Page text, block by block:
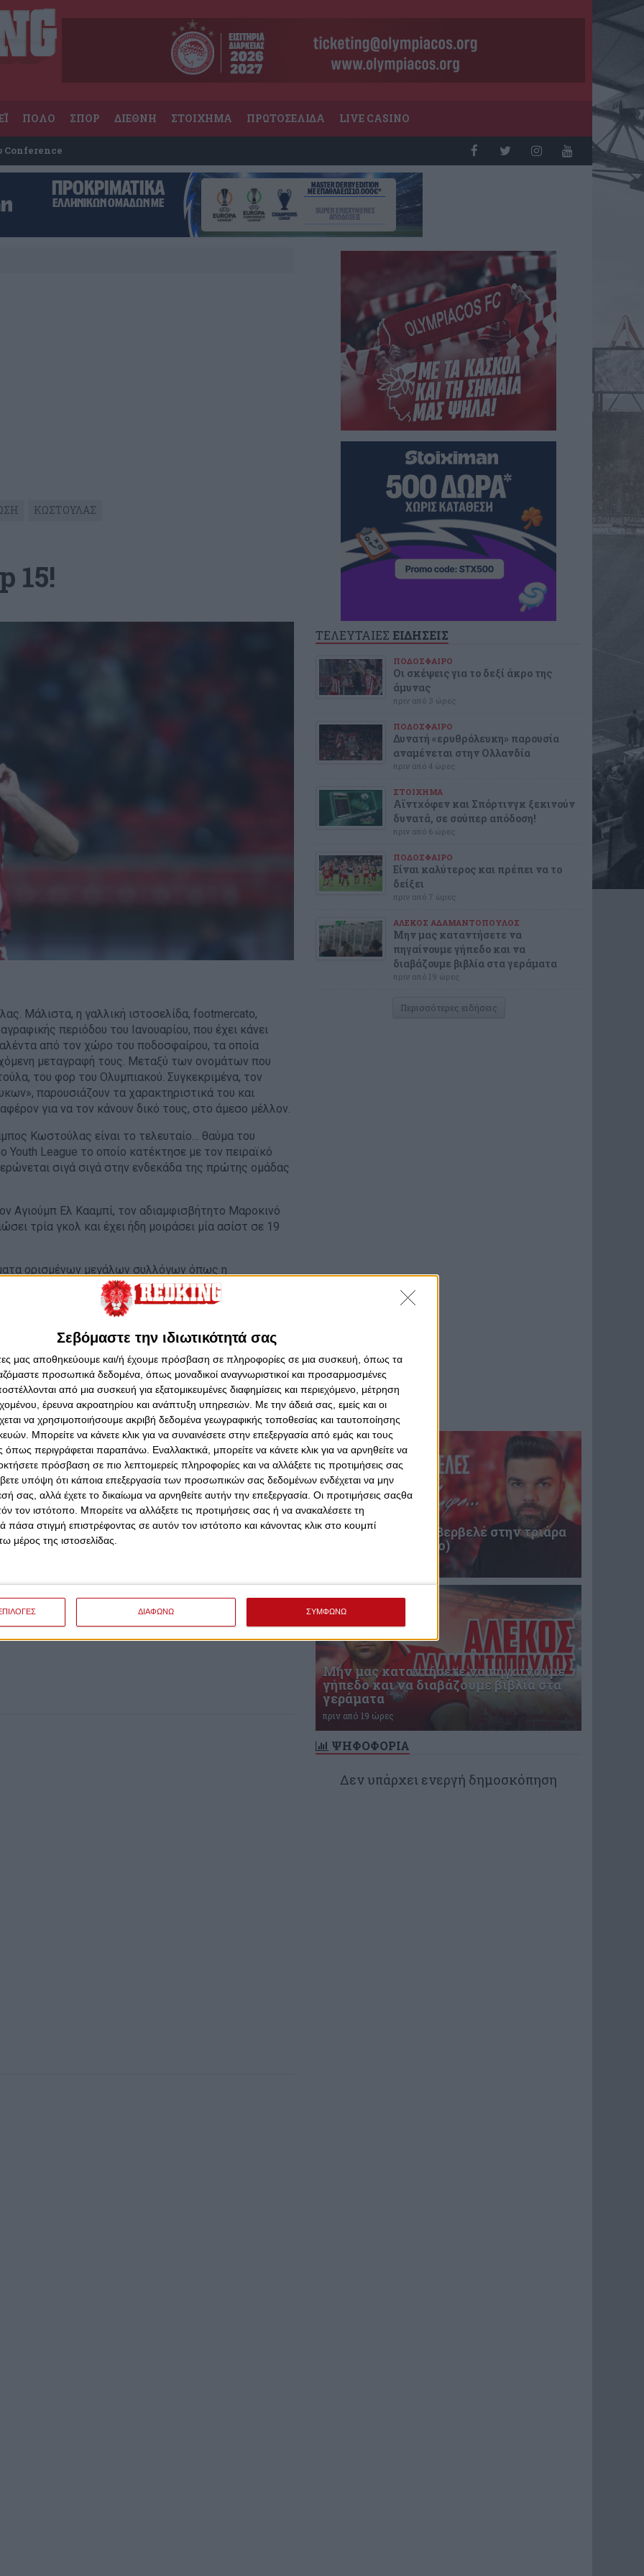
Σεβόμαστε την ιδιωτικότητά σας
μας αποθηκεύουμε και/ή έχουμε πρόσβαση σε πληροφορίες σε μια συσκευή, όπως τα
προσωπικά δεδομένα, όπως μοναδικοί αναγνωριστικοί και προσαρμοσμένες
από μια συσκευή για εξατομικευμένες διαφημίσεις και περιεχόμενο, μέτρηση
έρευνα ακροατηρίου και ανάπτυξη υπηρεσιών. Με την άδειά σας, εμείς και οι
να χρησιμοποιήσουμε ακριβή δεδομένα γεωγραφικής τοποθεσίας και ταυτοποίησης
Μπορείτε να κάνετε κλικ για να συναινέσετε στην επεξεργασία από εμάς και τους
περιγράφεται παραπάνω. Εναλλακτικά, μπορείτε να κάνετε κλικ για να αρνηθείτε να
πρόσβαση σε πιο λεπτομερείς πληροφορίες και να αλλάξετε τις προτιμήσεις σας
υπόψη ότι κάποια επεξεργασία των προσωπικών σας δεδομένων ενδέχεται να μην
σας, αλλά έχετε το δικαίωμα να αρνηθείτε αυτήν την επεξεργασία. Οι προτιμήσεις σαςθα
τον ιστότοπο. Μπορείτε να αλλάξετε τις προτιμήσεις σας ή να ανακαλέσετε τη
στιγμή επιστρέφοντας σε αυτόν τον ιστότοπο και κάνοντας κλικ στο κουμπί
μέρος της ιστοσελίδας.
ΔΙΑΦΩΝΩ ΣΥΜΦΩΝΩ
ΠΟΛΟ ΣΠΟΡ ΔΙΕΘΝΗ ΣΤΟΙΧΗΜΑ ΠΡΩΤΟΣΕΛΙΔΑ LIVE CASINO
Conference
ΚΩΣΤΟΥΛΑΣ
15!
Μάλιστα, η γαλλική ιστοσελίδα, footmercato,
περιόδου του Ιανουαρίου, που έχει κάνει
από τον χώρο του ποδοσφαίρου, τα οποία
μεταγραφή τους. Μεταξύ των ονομάτων που
του φορ του Ολυμπιακού. Συγκεκριμένα, τον
παρουσιάζουν τα χαρακτηριστικά του και
για να τον κάνουν δικό τους, στο άμεσο μέλλον.
Κωστούλας είναι το τελευταίο… θαύμα του
Youth League το οποίο κατέκτησε με τον πειραϊκό
σιγά σιγά στην ενδεκάδα της πρώτης ομάδας
Αγιούμπ Ελ Κααμπί, τον αδιαμφισβήτητο Μαροκινό
τρία γκολ και έχει ήδη μοιράσει μία ασίστ σε 19
ορισμένων μεγάλων συλλόγων όπως η
η Φιορεντίνα και η Γκλάντμπαχ», σχολιάζει
μερικά ονόματα τα οποία ξεχωρίζουν στη
Τζον Ντουράν της Άστον Βίλα και Σιμόν Αντινγκρά
των Ίλια Ζαμπάρνι της Μπόρνμουθ, Αντόνιο
Μάρτιν Μπατουρίνα της Ντιναμό Ζάγκρεμπ,
Κουσάνοφ (Λανς), Τζεοβάνι Κουέντα της
Μακσίμοβιτς του Ερυθρού Αστέρα και Πατρίκ
ΤΕΛΕΥΤΑΙΕΣ ΕΙΔΗΣΕΙΣ
ΠΟΔΟΣΦΑΙΡΟ
Οι σκέψεις για το δεξί άκρο της
άμυνας
πριν από 3 ώρες
ΠΟΔΟΣΦΑΙΡΟ
Δυνατή «ερυθρόλευκη» παρουσία
αναμένεται στην Ολλανδία
πριν από 4 ώρες
ΣΤΟΙΧΗΜΑ
Αϊντχόφεν και Σπόρτινγκ ξεκινούν
δυνατά, σε σούπερ απόδοση!
πριν από 6 ώρες
ΠΟΔΟΣΦΑΙΡΟ
Είναι καλύτερος και πρέπει να το
δείξει
πριν από 7 ώρες
ΑΛΕΚΟΣ ΑΔΑΜΑΝΤΟΠΟΥΛΟΣ
Μην μας καταντήσετε να
πηγαίνουμε γήπεδο και να
διαβάζουμε βιβλία στα γεράματα
πριν από 19 ώρες
Περισσότερες ειδήσεις
Επική περιγραφή Βερβελέ στην τριάρα
του Θρύλου! (video)
Μην μας καταντήσετε να πηγαίνουμε
γήπεδο και να διαβάζουμε βιβλία στα
γεράματα
πριν από 19 ώρες
ΨΗΦΟΦΟΡΙΑ
Δεν υπάρχει ενεργή δημοσκόπηση